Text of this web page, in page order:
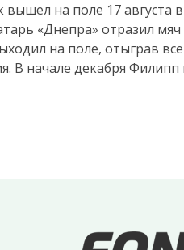
на поле 17
«Днепра» отразил
на поле, отыграв
В начале декабря